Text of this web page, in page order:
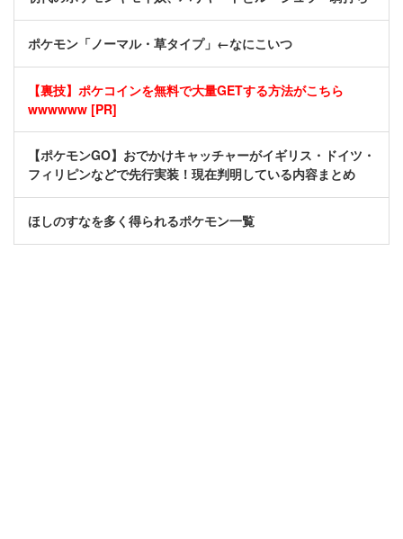
ポケモン「ノーマル・草タイプ」←なにこいつ
【裏技】ポケコインを無料で大量GETする方法がこちら
wwwwww [PR]
【ポケモンGO】おでかけキャッチャーがイギリス・ドイツ・
フィリピンなどで先行実装！現在判明している内容まとめ
ほしのすなを多く得られるポケモン一覧